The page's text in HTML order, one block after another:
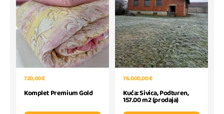
720,00 €
Komplet Premium Gold
76.000,00 €
Kuća: Sivica, Podturen,
157.00 m2 (prodaja)